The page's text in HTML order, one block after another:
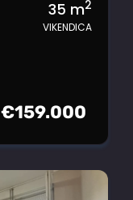
35 m2
VIKENDICA
€159.000